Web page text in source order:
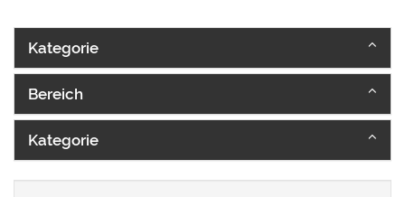
Kategorie
Bereich
Kategorie